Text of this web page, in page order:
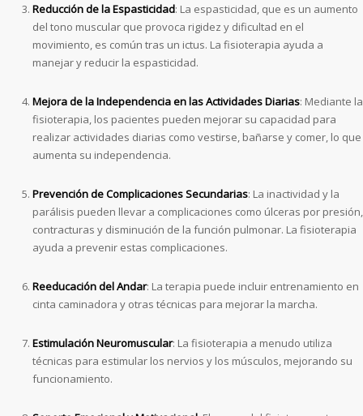
Reducción de la Espasticidad: La espasticidad, que es un aumento
del tono muscular que provoca rigidez y dificultad en el
movimiento, es común tras un ictus. La fisioterapia ayuda a
manejar y reducir la espasticidad.
Mejora de la Independencia en las Actividades Diarias: Mediante la
fisioterapia, los pacientes pueden mejorar su capacidad para
realizar actividades diarias como vestirse, bañarse y comer, lo que
aumenta su independencia.
Prevención de Complicaciones Secundarias: La inactividad y la
parálisis pueden llevar a complicaciones como úlceras por presión,
contracturas y disminución de la función pulmonar. La fisioterapia
ayuda a prevenir estas complicaciones.
Reeducación del Andar: La terapia puede incluir entrenamiento en
cinta caminadora y otras técnicas para mejorar la marcha.
Estimulación Neuromuscular: La fisioterapia a menudo utiliza
técnicas para estimular los nervios y los músculos, mejorando su
funcionamiento.